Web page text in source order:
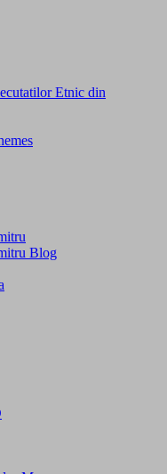
Etnic din
Blog